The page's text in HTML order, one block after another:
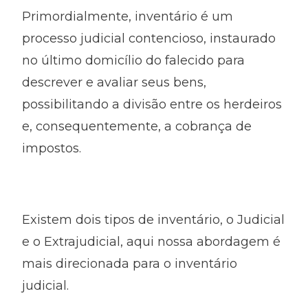
Primordialmente, inventário é um
processo judicial contencioso, instaurado
no último domicílio do falecido para
descrever e avaliar seus bens,
possibilitando a divisão entre os herdeiros
e, consequentemente, a cobrança de
impostos.
Existem dois tipos de inventário, o Judicial
e o Extrajudicial, aqui nossa abordagem é
mais direcionada para o inventário
judicial.